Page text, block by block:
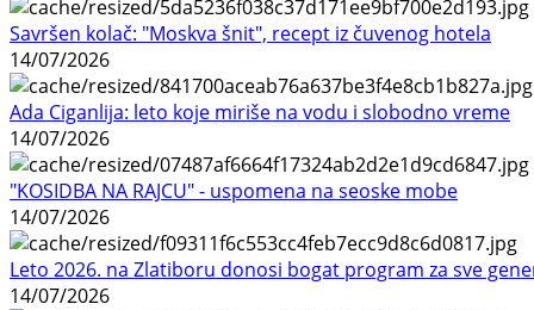
Savršen kolač: "Moskva šnit", recept iz čuvenog hotela
14/07/2026
Ada Ciganlija: leto koje miriše na vodu i slobodno vreme
14/07/2026
"KOSIDBA NA RAJCU" - uspomena na seoske mobe
14/07/2026
Leto 2026. na Zlatiboru donosi bogat program za sve
14/07/2026